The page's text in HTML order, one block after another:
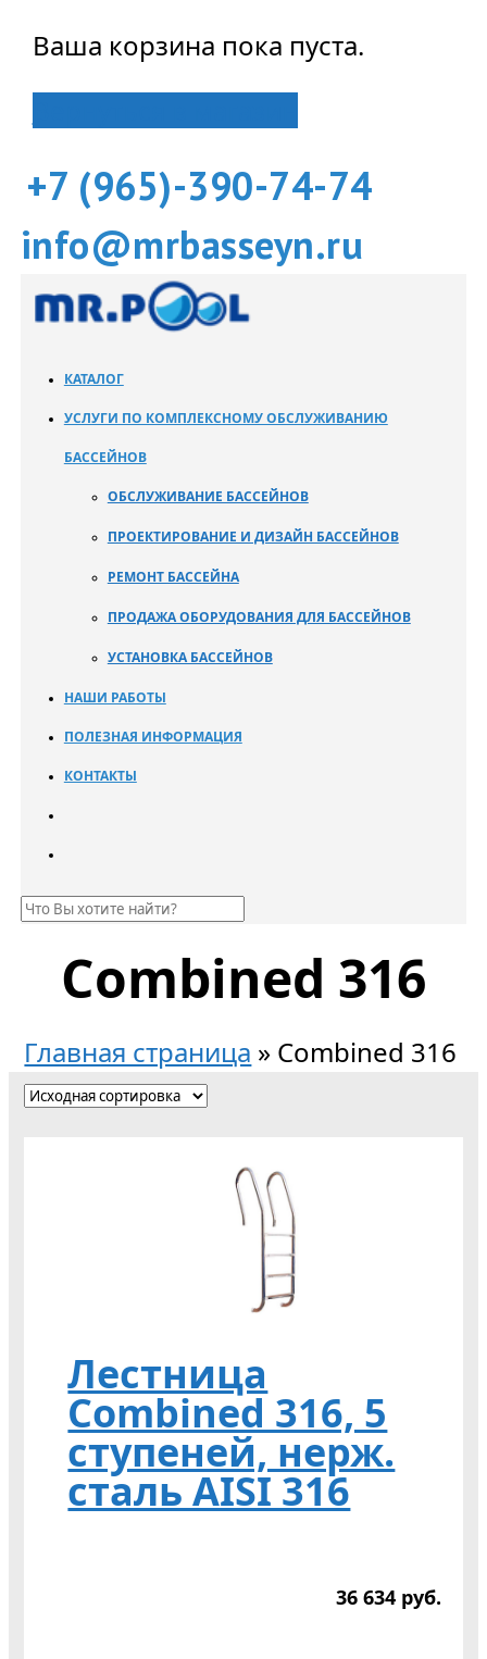
Ваша корзина пока пуста.
+7 (965)-390-74-74
info@mrbasseyn.ru
КАТАЛОГ
УСЛУГИ ПО КОМПЛЕКСНОМУ ОБСЛУЖИВАНИЮ
БАССЕЙНОВ
ОБСЛУЖИВАНИЕ БАССЕЙНОВ
ПРОЕКТИРОВАНИЕ И ДИЗАЙН БАССЕЙНОВ
РЕМОНТ БАССЕЙНА
ПРОДАЖА ОБОРУДОВАНИЯ ДЛЯ БАССЕЙНОВ
УСТАНОВКА БАССЕЙНОВ
НАШИ РАБОТЫ
ПОЛЕЗНАЯ ИНФОРМАЦИЯ
КОНТАКТЫ
Combined 316
Главная страница » Combined 316
Лестница
Combined 316, 5
ступеней, нерж.
сталь AISI 316
36 634 руб.